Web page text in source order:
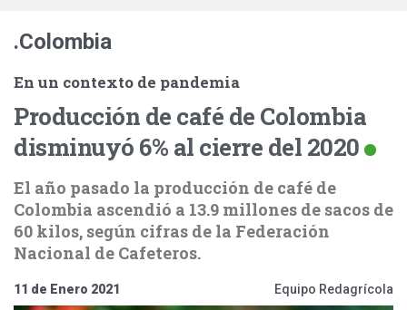
.Colombia
En un contexto de pandemia
Producción de café de Colombia
disminuyó 6% al cierre del 2020
El año pasado la producción de café de
Colombia ascendió a 13.9 millones de sacos de
60 kilos, según cifras de la Federación
Nacional de Cafeteros.
11 de Enero 2021 Equipo Redagrícola